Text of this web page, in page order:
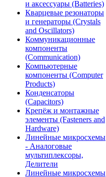
и аксессуары (Batteries)
Кварцевые резонаторы
и генераторы (Crystals
and Oscillators)
Коммуникационные
компоненты
(Communication)
Компьютерные
компоненты (Computer
Products)
Конденсаторы
(Capacitors)
Крепёж и монтажные
элементы (Fasteners and
Hardware)
Линейные микросхемы
- Аналоговые
мультиплексоры,
Делители
Линейные микросхемы